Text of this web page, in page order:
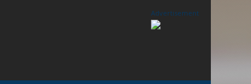
Advertisement